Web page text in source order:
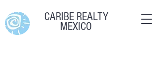
CARIBE REALTY
MEXICO